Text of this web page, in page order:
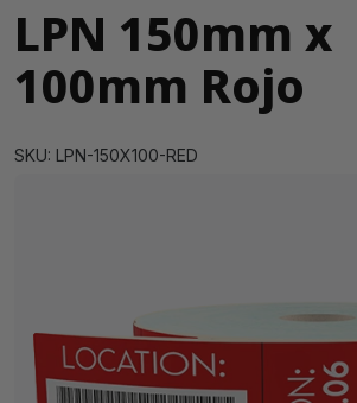
LPN 150mm x
100mm Rojo
SKU: LPN-150X100-RED